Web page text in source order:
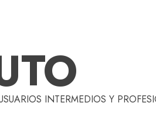
INTERMEDIOS Y